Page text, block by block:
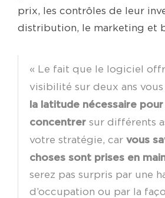
prix, les contrôles de leur
distribution, le marketing et
« Le fait que le logiciel
visibilité sur deux ans vous
la latitude nécessaire pour
concentrer sur différents
votre stratégie, car vous
choses sont prises en
serez pas surpris par une
d’occupation ou par la